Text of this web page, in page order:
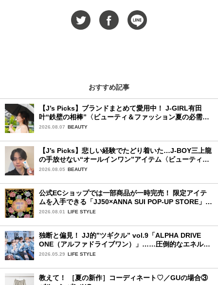
おすすめ記事
【J’s Picks】ブランドまとめて愛用中！ J-GIRL有田
叶“鉄壁の相棒”〈ビューティ＆ファッション夏の必需
品〉
2026.08.07 BEAUTY
【J’s Picks】悲しい経験でたどり着いた…J-BOY三上龍
の手放せない“オールインワン”アイテム〈ビューティ＆
ファッション夏の必需品〉
2026.08.05 BEAUTY
公式ECショップでは一部商品が一時完売！ 限定アイテ
ムを入手できる「JJ50×ANNA SUI POP-UP STORE」が
広島で開催決定
2026.08.01 LIFE STYLE
独断と偏見！ JJ的”ツギクル” vol.9「ALPHA DRIVE
ONE（アルファドライブワン）」……圧倒的なエネルギ
ーで時代を駆け抜ける新世代
2026.05.29 LIFE STYLE
教えて！ ［夏の新作］コーディネート♡／GUの場合③